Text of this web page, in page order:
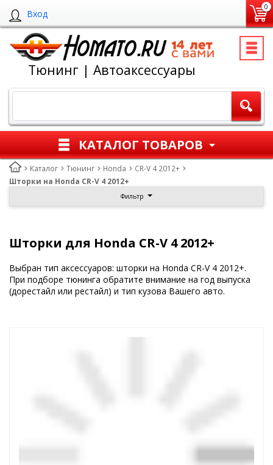
Вход
0
Тюнинг | Автоаксессуары
КАТАЛОГ ТОВАРОВ
Каталог Тюнинг Honda
CR-V 4 2012+
Шторки на Honda CR-V 4 2012+
Фильтр
Шторки для Honda CR-V 4 2012+
Выбран тип аксессуаров: шторки на Honda CR-V 4 2012+.
При подборе тюнинга обратите внимание на год выпуска
(дорестайл или рестайл) и тип кузова Вашего авто.